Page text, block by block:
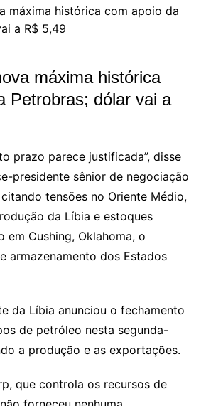
máxima histórica
Petrobras; dólar vai a
prazo parece justificada”, disse
presidente sênior de negociação
tensões no Oriente Médio,
da Líbia e estoques
em Cushing, Oklahoma, o
armazenamento dos Estados
da Líbia anunciou o fechamento
de petróleo nesta segunda-
a produção e as exportações.
que controla os recursos de